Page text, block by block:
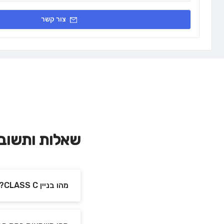
צור קשר
שאלות
מהו בניין CLASS C?